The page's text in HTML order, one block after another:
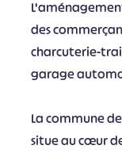
des
charcuterie-
garage
La commune
situe au cœur